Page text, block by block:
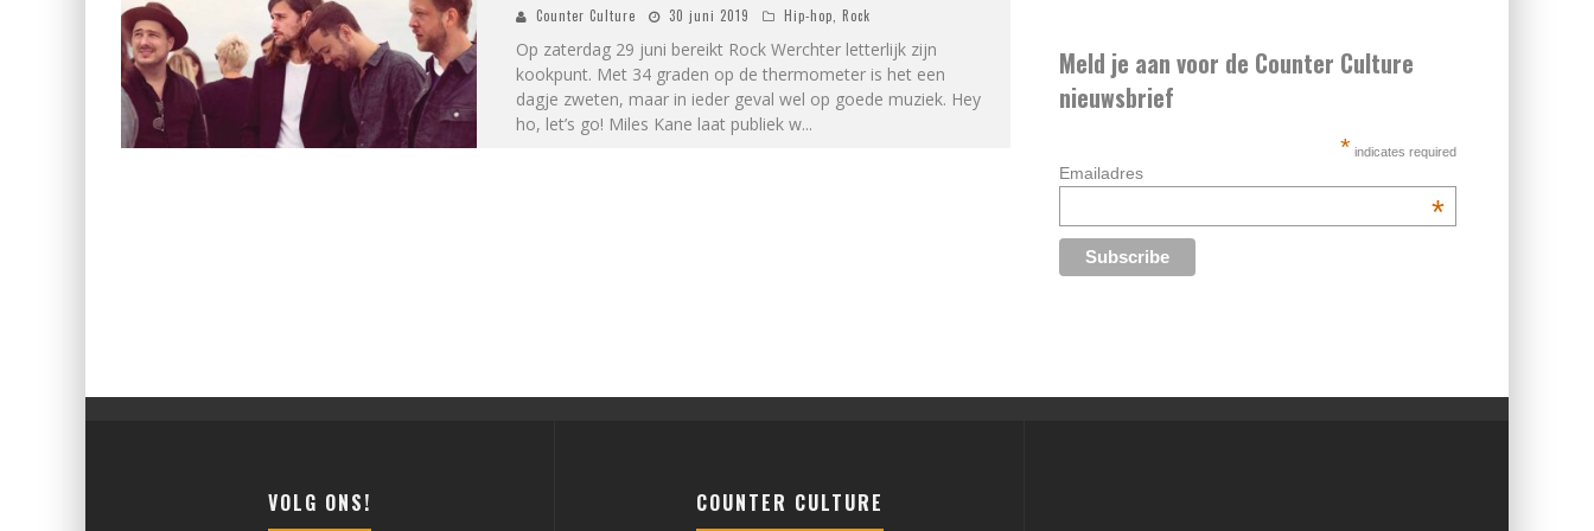
Counter Culture 30 juni 2019 Hip-hop Rock
Op zaterdag 29 juni bereikt Rock Werchter letterlijk zijn
kookpunt. Met 34 graden op de thermometer is het een
dagje zweten, maar in ieder geval wel op goede muziek. Hey
ho, let’s go! Miles Kane laat publiek w...
Meld je aan voor de Counter Culture
nieuwsbrief
* indicates required
Emailadres
*
VOLG ONS! COUNTER CULTURE